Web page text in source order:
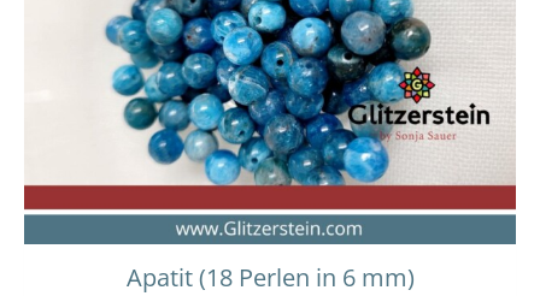
Apatit (18 Perlen in 6 mm)